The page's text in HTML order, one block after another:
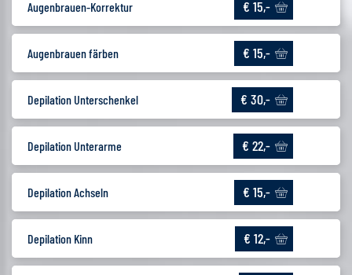
Augenbrauen-Korrektur € 15,-
Augenbrauen färben € 15,-
Depilation Unterschenkel € 30,-
Depilation Unterarme € 22,-
Depilation Achseln € 15,-
Depilation Kinn € 12,-